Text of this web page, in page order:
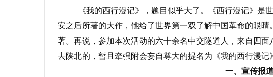
《我的西行漫记》，题目似乎大了。《西行漫记》是
安之后所著的大作， 他给了世界第一双了解中国革命的眼睛
著。再说，参加本次活动的六十余名中交隧道人，来自四
去陕北的，暂且牵强附会妄自尊大的提名为《我的西行漫记
一、宣传报道